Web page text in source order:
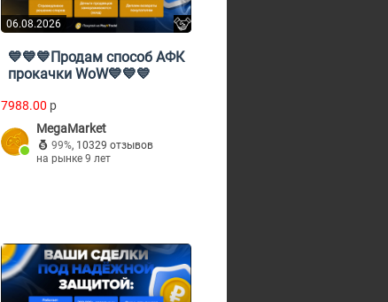
06.08.2026
💙💙💙Продам способ АФК
прокачки WoW💙💙💙
7988.00 p
MegaMarket
99%, 10329 отзывов
на рынке 9 лет